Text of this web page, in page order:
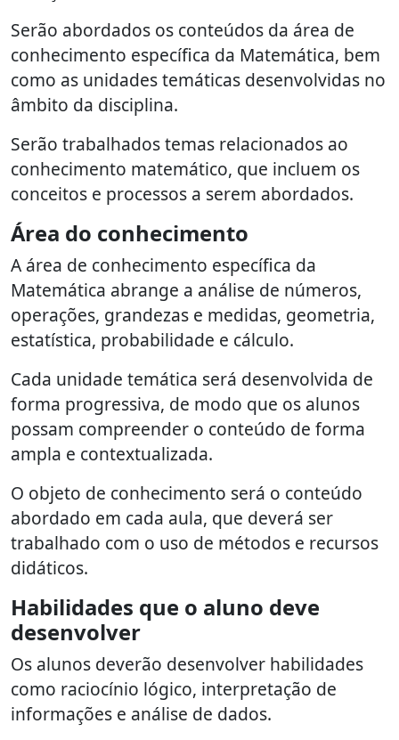
Serão abordados os conteúdos da área de
conhecimento específica da Matemática, bem
como as unidades temáticas desenvolvidas no
âmbito da disciplina.
Serão trabalhados temas relacionados ao
conhecimento matemático, que incluem os
conceitos e processos a serem abordados.
Área do conhecimento
A área de conhecimento específica da
Matemática abrange a análise de números,
operações, grandezas e medidas, geometria,
estatística, probabilidade e cálculo.
Cada unidade temática será desenvolvida de
forma progressiva, de modo que os alunos
possam compreender o conteúdo de forma
ampla e contextualizada.
O objeto de conhecimento será o conteúdo
abordado em cada aula, que deverá ser
trabalhado com o uso de métodos e recursos
didáticos.
Habilidades que o aluno deve
desenvolver
Os alunos deverão desenvolver habilidades
como raciocínio lógico, interpretação de
informações e análise de dados.